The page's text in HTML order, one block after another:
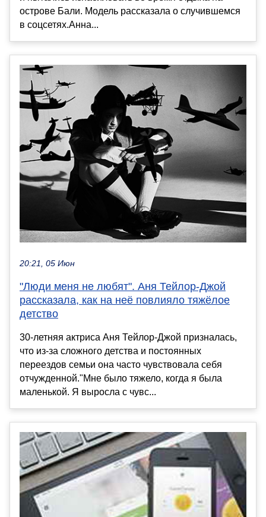
острове Бали. Модель рассказала о случившемся
в соцсетях.Анна...
20:21, 05 Июн
"Люди меня не любят". Аня Тейлор-Джой
рассказала, как на неё повлияло тяжёлое
детство
30-летняя актриса Аня Тейлор-Джой призналась,
что из-за сложного детства и постоянных
переездов семьи она часто чувствовала себя
отчужденной."Мне было тяжело, когда я была
маленькой. Я выросла с чувс...